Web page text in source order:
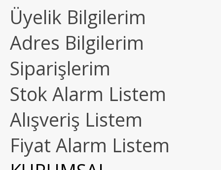
Üyelik Bilgilerim
Adres Bilgilerim
Siparişlerim
Stok Alarm Listem
Alışveriş Listem
Fiyat Alarm Listem